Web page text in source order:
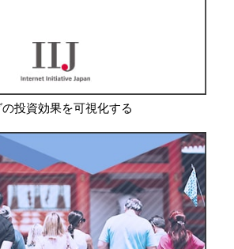
投資効果を可視化する